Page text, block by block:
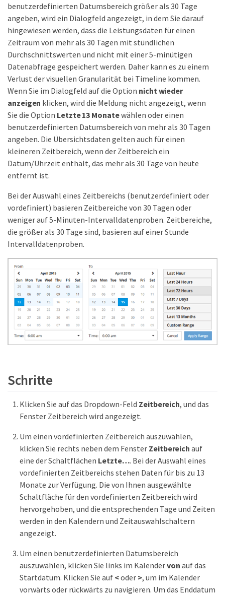
benutzerdefinierten Datumsbereich größer als 30 Tage
angeben, wird ein Dialogfeld angezeigt, in dem Sie darauf
hingewiesen werden, dass die Leistungsdaten für einen
Zeitraum von mehr als 30 Tagen mit stündlichen
Durchschnittswerten und nicht mit einer 5-minütigen
Datenabfrage gespeichert werden. Daher kann es zu einem
Verlust der visuellen Granularität bei Timeline kommen.
Wenn Sie im Dialogfeld auf die Option nicht wieder
anzeigen klicken, wird die Meldung nicht angezeigt, wenn
Sie die Option Letzte 13 Monatewählen oder einen
benutzerdefinierten Datumsbereich von mehr als 30 Tagen
angeben. Die Übersichtsdaten gelten auch für einen
kleineren Zeitbereich, wenn der Zeitbereich ein
Datum/Uhrzeit enthält, das mehr als 30 Tage von heute
entfernt ist.
Bei der Auswahl eines Zeitbereichs (benutzerdefiniert oder
vordefiniert) basieren Zeitbereiche von 30 Tagen oder
weniger auf 5-Minuten-Intervalldatenproben. Zeitbereiche,
die größer als 30 Tage sind, basieren auf einer Stunde
Intervalldatenproben.
Schritte
Klicken Sie auf das Dropdown-Feld Zeitbereich, und das
Fenster Zeitbereich wird angezeigt.
Um einen vordefinierten Zeitbereich auszuwählen,
klicken Sie rechts neben dem Fenster Zeitbereich auf
eine der Schaltflächen Letzte…​. Bei der Auswahl eines
vordefinierten Zeitbereichs stehen Daten für bis zu 13
Monate zur Verfügung. Die von Ihnen ausgewählte
Schaltfläche für den vordefinierten Zeitbereich wird
hervorgehoben, und die entsprechenden Tage und Zeiten
werden in den Kalendern und Zeitauswahlschaltern
angezeigt.
Um einen benutzerdefinierten Datumsbereich
auszuwählen, klicken Sie links im Kalendervon auf das
Startdatum. Klicken Sie auf <oder >, um im Kalender
vorwärts oder rückwärts zu navigieren. Um das Enddatum